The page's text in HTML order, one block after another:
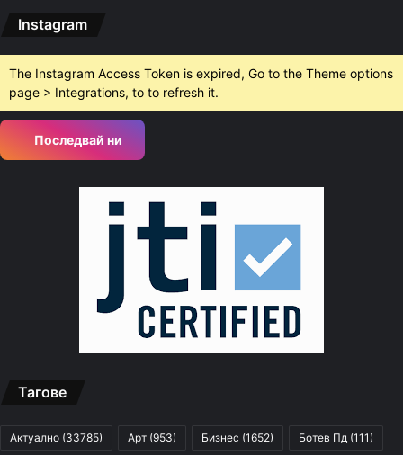
Instagram
The Instagram Access Token is expired, Go to the Theme options
page > Integrations, to to refresh it.
Последвай ни
Тагове
Актуално (33785) Арт (953) Бизнес (1652) Ботев Пд (111)